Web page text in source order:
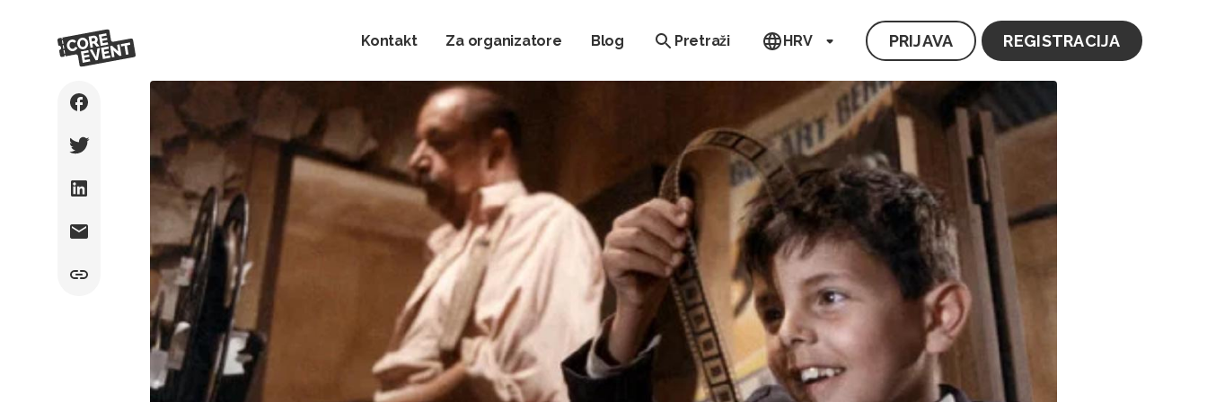
Kontakt Za organizatore Blog Pretraži HRV PRIJAVA REGISTRACIJA